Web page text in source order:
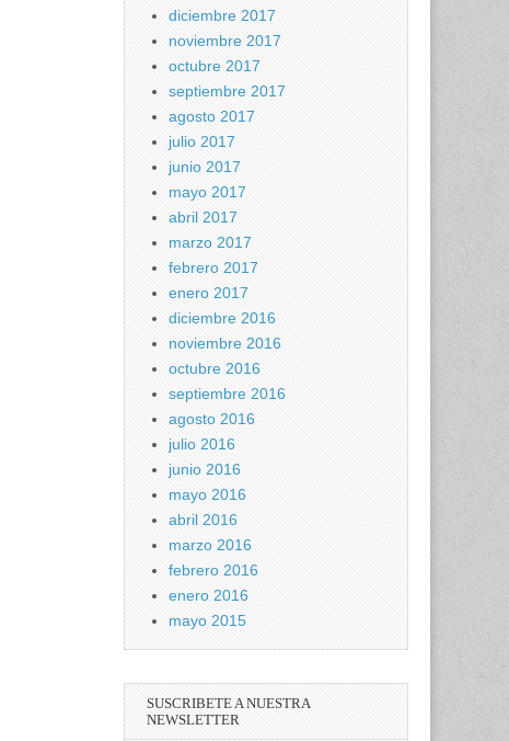
diciembre 2017
noviembre 2017
octubre 2017
septiembre 2017
agosto 2017
julio 2017
junio 2017
mayo 2017
abril 2017
marzo 2017
febrero 2017
enero 2017
diciembre 2016
noviembre 2016
octubre 2016
septiembre 2016
agosto 2016
julio 2016
junio 2016
mayo 2016
abril 2016
marzo 2016
febrero 2016
enero 2016
mayo 2015
SUSCRIBETE A NUESTRA
NEWSLETTER